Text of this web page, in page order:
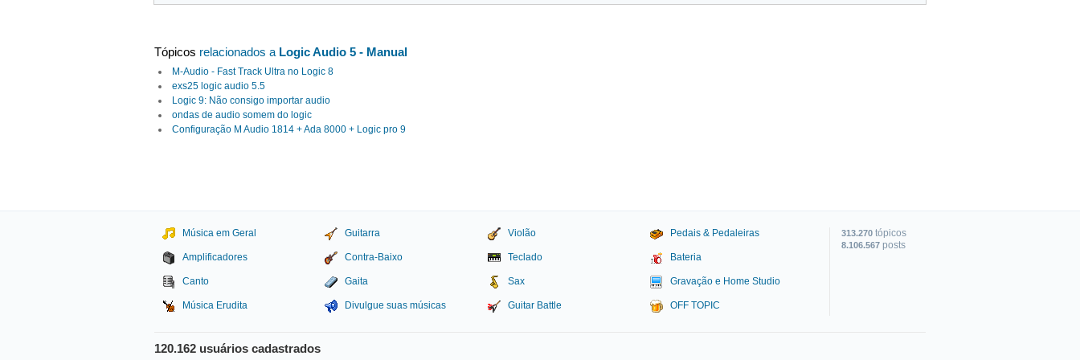
Tópicos relacionados a Logic Audio 5 - Manual
M-Audio - Fast Track Ultra no Logic 8
exs25 logic audio 5.5
Logic 9: Não consigo importar audio
ondas de audio somem do logic
Configuração M Audio 1814 + Ada 8000 + Logic pro 9
Música em Geral Guitarra Violão Pedais & Pedaleiras
Amplificadores Contra-Baixo Teclado Bateria
Canto Gaita Sax Gravação e Home Studio
Música Erudita Divulgue suas músicas Guitar Battle OFF TOPIC
313.270 tópicos
8.106.567 posts
120.162 usuários cadastrados